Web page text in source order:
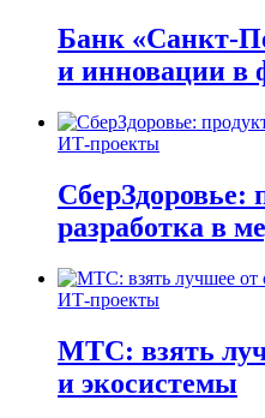
Банк «Санкт-
и инновации в
ИТ-проекты
СберЗдоровье:
разработка в
ИТ-проекты
МТС: взять
и экосистемы